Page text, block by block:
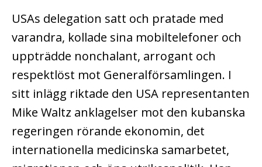
USAs delegation satt och pratade med
varandra, kollade sina mobiltelefoner och
uppträdde nonchalant, arrogant och
respektlöst mot Generalförsamlingen. I
sitt inlägg riktade den USA representanten
Mike Waltz anklagelser mot den kubanska
regeringen rörande ekonomin, det
internationella medicinska samarbetet,